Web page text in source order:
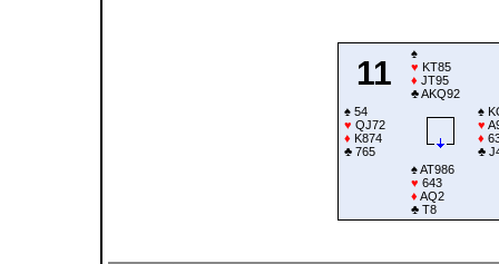
11
♠
♥ KT85
♦ JT95
♣AKQ92
♠54
♥ QJ72
♦ K874
♣765
♠
♥
♦
♣
♠AT986
♥ 643
♦ AQ2
♣T8